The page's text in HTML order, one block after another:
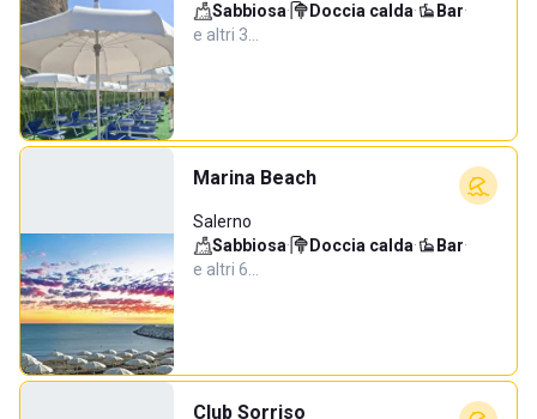
Sabbiosa· Doccia calda· Bar·
e altri 3…
Marina Beach
Salerno
Sabbiosa· Doccia calda· Bar·
e altri 6…
Club Sorriso